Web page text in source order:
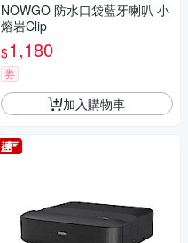
NOWGO 防水口袋藍牙喇叭 小
熔岩Clip
$1,180
券
加入購物車